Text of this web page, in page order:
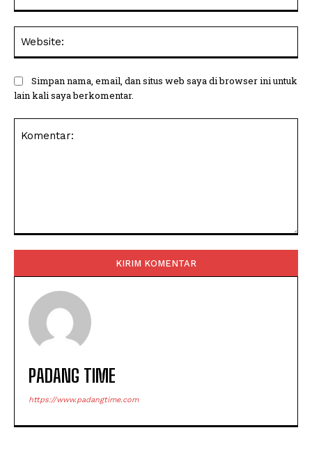
Simpan nama, email, dan situs web saya di browser ini untuk
lain kali saya berkomentar.
PADANG TIME
https://www.padangtime.com